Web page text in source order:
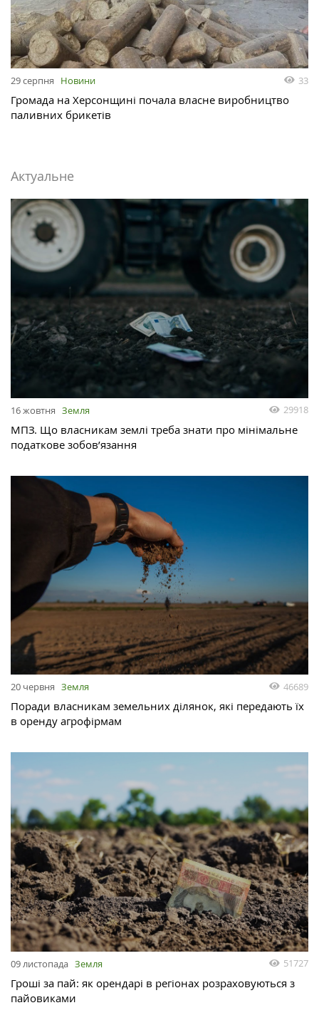
29 серпня Новини 33
Громада на Херсонщині почала власне виробництво
паливних брикетів
Актуальне
16 жовтня Земля 29918
МПЗ. Що власникам землі треба знати про мінімальне
податкове зобов’язання
20 червня Земля 46689
Поради власникам земельних ділянок, які передають їх
в оренду агрофірмам
09 листопада Земля 51727
Гроші за пай: як орендарі в регіонах розраховуються з
пайовиками